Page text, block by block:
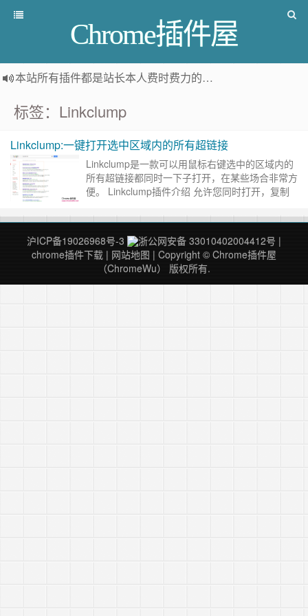
Chrome插件屋
本站所有插件都是站长本人费时费力的人工筛选推荐
标签：Linkclump
Linkclump:一键打开选中区域内的所有超链接
Linkclump是一款可以用鼠标右键选中的区域内的
所有超链接都同时一下子打开，在某些场合非常方
便。 Linkclump插件介绍 允许您同时打开，复制
续阅读 »
沪ICP备19026968号-3
浙公网安备 33010402004412号 |
chrome插件下载 | 网站地图 | Copyright © Chrome插件屋
（ChromeWu） 版权所有.